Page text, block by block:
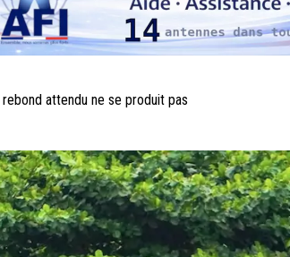
attendu ne se produit pas